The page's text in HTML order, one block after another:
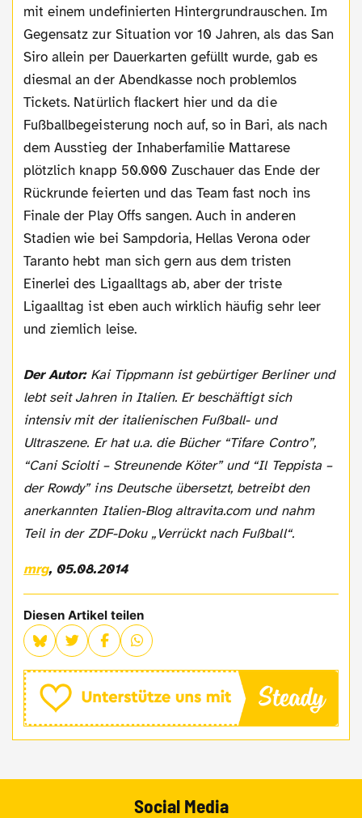
mit einem undefinierten Hintergrundrauschen. Im
Gegensatz zur Situation vor 10 Jahren, als das San
Siro allein per Dauerkarten gefüllt wurde, gab es
diesmal an der Abendkasse noch problemlos
Tickets. Natürlich flackert hier und da die
Fußballbegeisterung noch auf, so in Bari, als nach
dem Ausstieg der Inhaberfamilie Mattarese
plötzlich knapp 50.000 Zuschauer das Ende der
Rückrunde feierten und das Team fast noch ins
Finale der Play Offs sangen. Auch in anderen
Stadien wie bei Sampdoria, Hellas Verona oder
Taranto hebt man sich gern aus dem tristen
Einerlei des Ligaalltags ab, aber der triste
Ligaalltag ist eben auch wirklich häufig sehr leer
und ziemlich leise.
Der Autor: Kai Tippmann ist gebürtiger Berliner und
lebt seit Jahren in Italien. Er beschäftigt sich
intensiv mit der italienischen Fußball- und
Ultraszene. Er hat u.a. die Bücher “Tifare Contro”,
“Cani Sciolti – Streunende Köter” und “Il Teppista –
der Rowdy” ins Deutsche übersetzt, betreibt den
anerkannten Italien-Blog altravita.com und nahm
Teil in der ZDF-Doku „Verrückt nach Fußball“.
mrg, 05.08.2014
Diesen Artikel teilen
Social Media